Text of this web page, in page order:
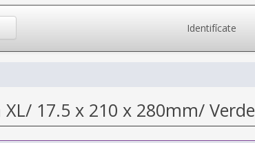
Identifícate
17.5 x 210 x 280mm/ Verde